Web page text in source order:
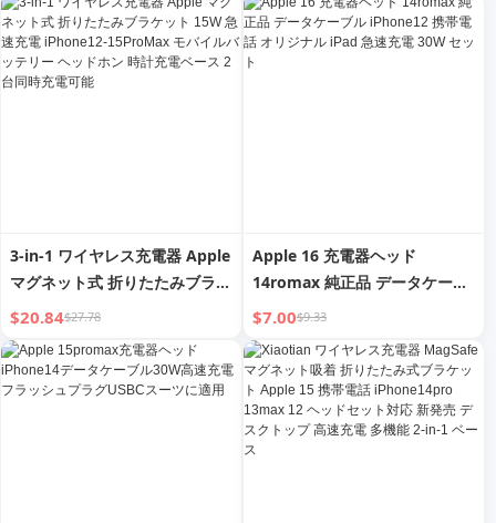
ス NFCバージョン 急速充電 デ
ータケーブル 非オリジナル交換
アクセサリー
Bluetoothスピーカー 5-in-1
Apple Huawei Xiaomi Phone
Qixi Gift
3-in-1 ワイヤレス充電器 Apple
マグネット式 折りたたみブラケ
ット 15W 急速充電 iPhone12-
15ProMax モバイルバッテリー
ヘッドホン 時計充電ベース 2台
同時充電可能
$20.84$27.78
Apple 16 充電器ヘッド
14romax 純正品 データケーブ
ル iPhone12 携帯電話 オリジ
ナル iPad 急速充電 30W セッ
ト
$7.00$9.33